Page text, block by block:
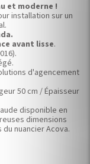
et moderne !
installation sur un
avant lisse.
d'agencement
50 cm / Épaisseur
disponible en
dimensions
nuancier Acova.